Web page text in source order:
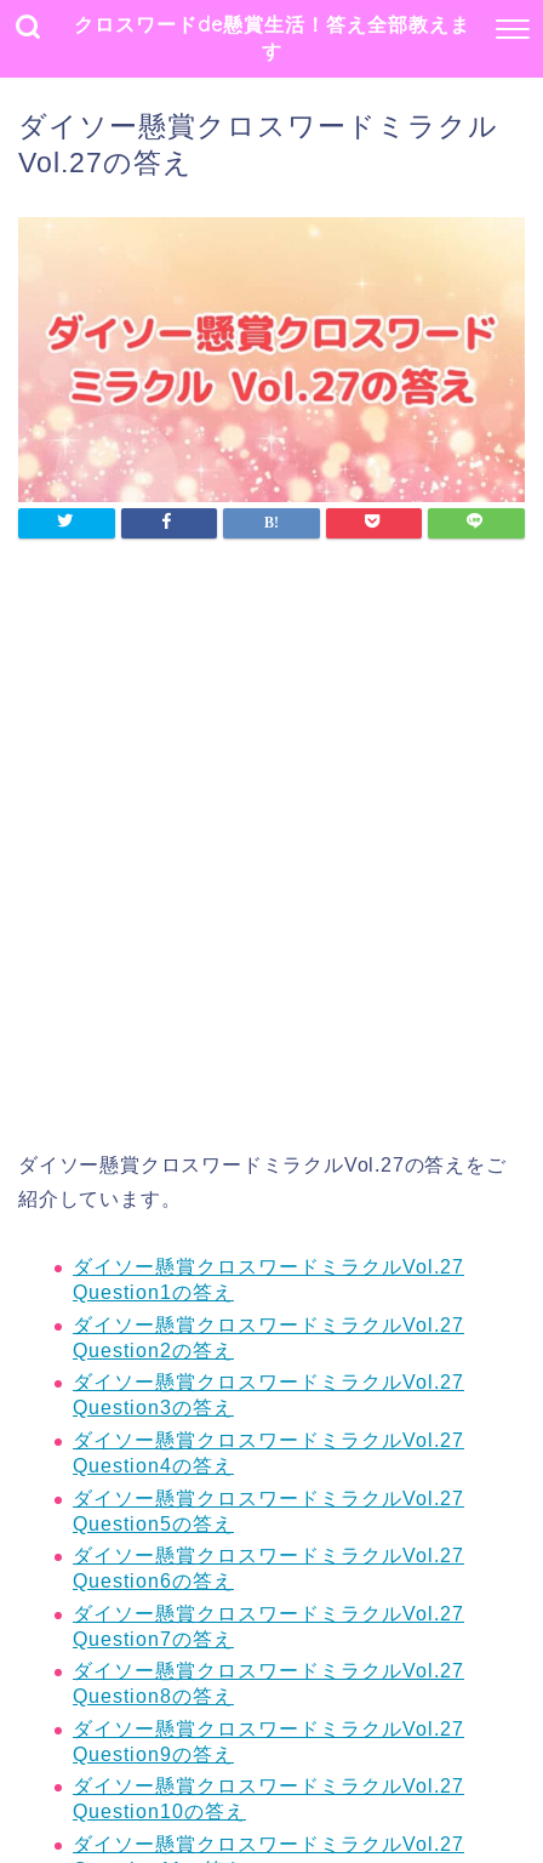
クロスワードde懸賞生活！答え全部教えま
す
ダイソー懸賞クロスワードミラクル
Vol.27の答え
ダイソー懸賞クロスワードミラクルVol.27の答えをご
紹介しています。
ダイソー懸賞クロスワードミラクルVol.27
Question1の答え
ダイソー懸賞クロスワードミラクルVol.27
Question2の答え
ダイソー懸賞クロスワードミラクルVol.27
Question3の答え
ダイソー懸賞クロスワードミラクルVol.27
Question4の答え
ダイソー懸賞クロスワードミラクルVol.27
Question5の答え
ダイソー懸賞クロスワードミラクルVol.27
Question6の答え
ダイソー懸賞クロスワードミラクルVol.27
Question7の答え
ダイソー懸賞クロスワードミラクルVol.27
Question8の答え
ダイソー懸賞クロスワードミラクルVol.27
Question9の答え
ダイソー懸賞クロスワードミラクルVol.27
Question10の答え
ダイソー懸賞クロスワードミラクルVol.27